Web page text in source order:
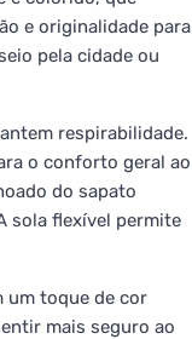
e originalidade para
pela cidade ou
respirabilidade.
o conforto geral ao
do sapato
sola flexível permite
um toque de cor
mais seguro ao